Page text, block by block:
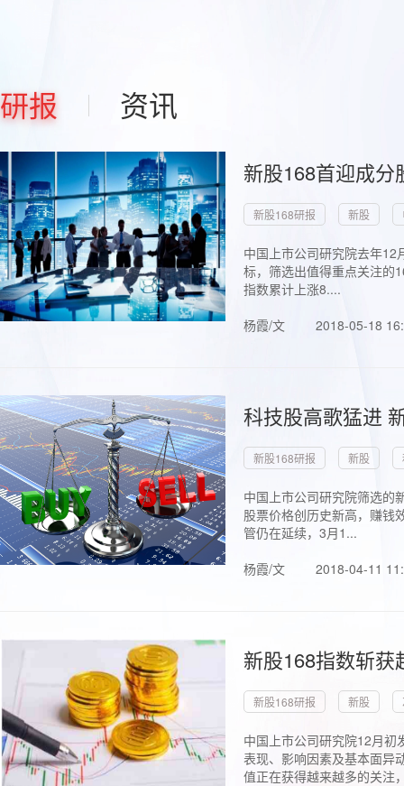
研报 资讯
新股168首迎成
新股168研报 新股
中国上市公司研究院去年
标，筛选出值得重点关注的
指数累计上涨8....
杨霞/文
2018-05-18
科技股高歌猛进
新股168研报 新股
中国上市公司研究院筛选的
股票价格创历史新高，赚钱
管仍在延续，3月1...
杨霞/文
2018-04-11
新股168指数斩
新股168研报 新股
中国上市公司研究院12月初
表现、影响因素及基本面异
值正在获得越来越多的关注